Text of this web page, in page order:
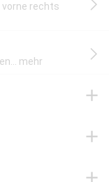
vorne rechts
mehr